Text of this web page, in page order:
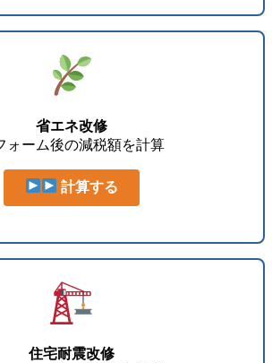
省エネ改修
ォーム後の減税額を計算
計算する
住宅耐震改修